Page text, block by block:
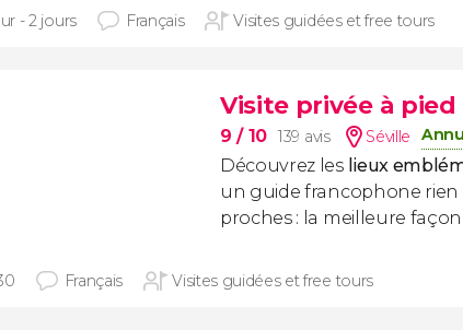
- 2 jours Français Visites guidées et free tours
Visite privée à pied
9/ 10 139 avis Séville
Découvrez les lieux
un guide francophone
proches : la meilleure façon
Français Visites guidées et free tours